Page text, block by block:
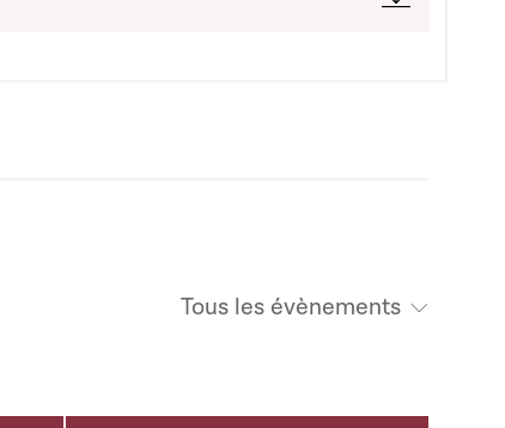
Tous les évènements